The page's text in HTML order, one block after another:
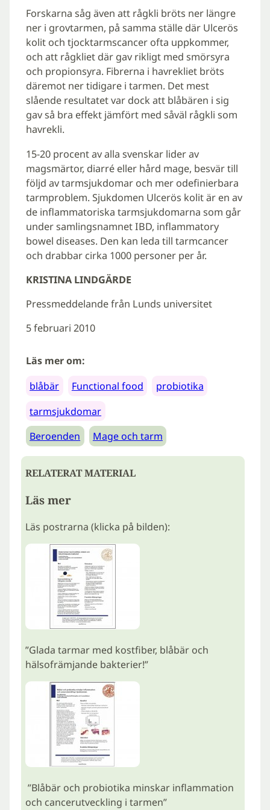
Forskarna såg även att rågkli bröts ner längre
ner i grovtarmen, på samma ställe där Ulcerös
kolit och tjocktarmscancer ofta uppkommer,
och att rågkliet där gav rikligt med smörsyra
och propionsyra. Fibrerna i havrekliet bröts
däremot ner tidigare i tarmen. Det mest
slående resultatet var dock att blåbären i sig
gav så bra effekt jämfört med såväl rågkli som
havrekli.
15-20 procent av alla svenskar lider av
magsmärtor, diarré eller hård mage, besvär till
följd av tarmsjukdomar och mer odefinierbara
tarmproblem. Sjukdomen Ulcerös kolit är en av
de inflammatoriska tarmsjukdomarna som går
under samlingsnamnet IBD, inflammatory
bowel diseases. Den kan leda till tarmcancer
och drabbar cirka 1000 personer per år.
KRISTINA LINDGÄRDE
Pressmeddelande från Lunds universitet
5 februari 2010
Läs mer om:
blåbär
Functional food
probiotika
tarmsjukdomar
Beroenden
Mage och tarm
RELATERAT MATERIAL
Läs mer
Läs postrarna (klicka på bilden):
”Glada tarmar med kostfiber, blåbär och
hälsofrämjande bakterier!”
”Blåbär och probiotika minskar inflammation
och cancerutveckling i tarmen”